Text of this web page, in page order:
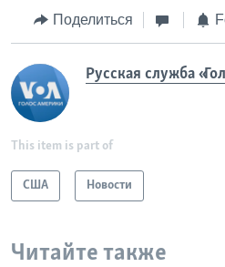
Поделиться
Русская служба
This item is part of
США Новости
Читайте также